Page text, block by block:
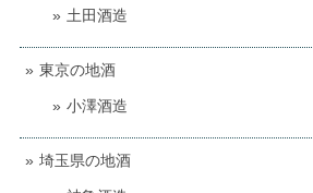
土田酒造
東京の地酒
小澤酒造
埼玉県の地酒